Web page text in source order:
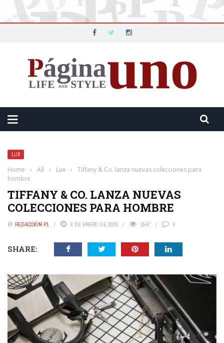
LUX
Home › All › Lux ›
Tiffany & Co. lanza nuevas colecciones para
hombre
TIFFANY & CO. LANZA NUEVAS
COLECCIONES PARA HOMBRE
BY REDACCIÓN P1 9 DE ENERO DE 2020 1547 0
SHARE: